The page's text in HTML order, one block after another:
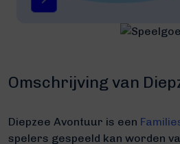
Omschrijving van
Diepzee Avontuur is een
spelers gespeeld kan worden